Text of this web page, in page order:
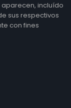
aparecen, incluído
sus respectivos
con fines